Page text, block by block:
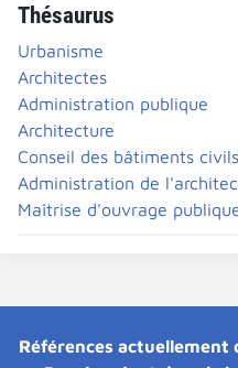
Thésaurus
Urbanisme
Architectes
Administration publique
Architecture
Conseil des bâtiments civils
Administration de
Maîtrise d'ouvrage
Références actuellement